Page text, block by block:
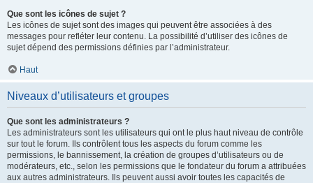
Que sont les icônes de sujet ?
Les icônes de sujet sont des images qui peuvent être associées à des
messages pour refléter leur contenu. La possibilité d’utiliser des icônes de
sujet dépend des permissions définies par l’administrateur.
Haut
Niveaux d’utilisateurs et groupes
Que sont les administrateurs ?
Les administrateurs sont les utilisateurs qui ont le plus haut niveau de contrôle
sur tout le forum. Ils contrôlent tous les aspects du forum comme les
permissions, le bannissement, la création de groupes d’utilisateurs ou de
modérateurs, etc., selon les permissions que le fondateur du forum a attribuées
aux autres administrateurs. Ils peuvent aussi avoir toutes les capacités de